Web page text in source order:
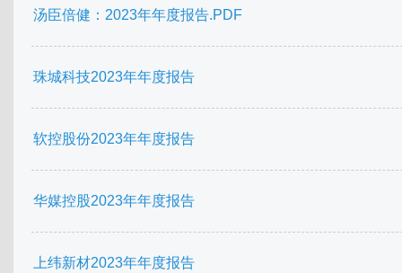
汤臣倍健：2023年年度报告.PDF
珠城科技2023年年度报告
软控股份2023年年度报告
华媒控股2023年年度报告
上纬新材2023年年度报告